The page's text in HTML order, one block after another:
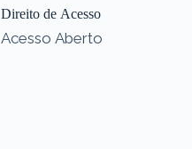
Direito de Acesso
Acesso Aberto